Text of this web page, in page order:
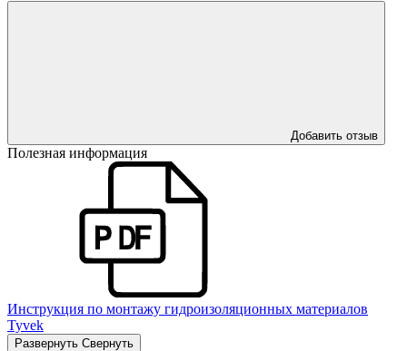
Добавить отзыв
Полезная информация
Инструкция по монтажу гидроизоляционных материалов
Tyvek
Развернуть Свернуть